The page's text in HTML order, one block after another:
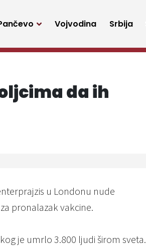
Vojvodina Srbija
da ih
u Londonu nude
pronalazak vakcine.
je umrlo 3.800 ljudi širom sveta.